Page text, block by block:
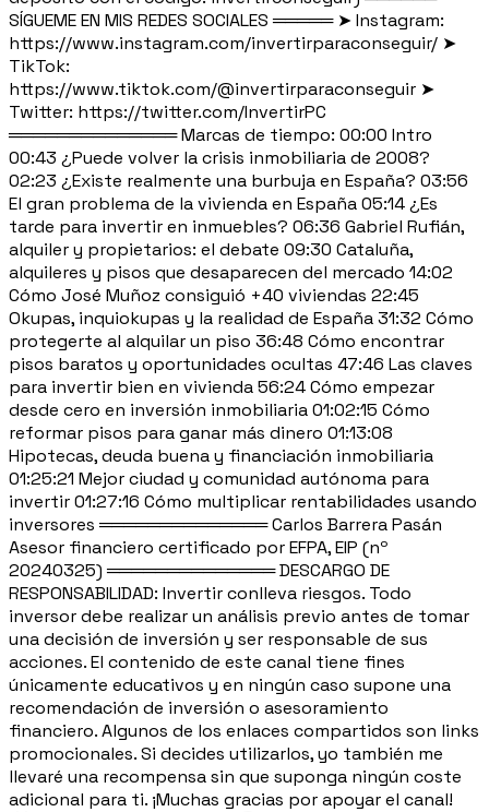
SÍGUEME EN MIS REDES SOCIALES ═════ ➤ Instagram:
https://www.instagram.com/invertirparaconseguir/ ➤
TikTok:
https://www.tiktok.com/@invertirparaconseguir ➤
Twitter: https://twitter.com/InvertirPC
══════════════ Marcas de tiempo: 00:00 Intro
00:43 ¿Puede volver la crisis inmobiliaria de 2008?
02:23 ¿Existe realmente una burbuja en España? 03:56
El gran problema de la vivienda en España 05:14 ¿Es
tarde para invertir en inmuebles? 06:36 Gabriel Rufián,
alquiler y propietarios: el debate 09:30 Cataluña,
alquileres y pisos que desaparecen del mercado 14:02
Cómo José Muñoz consiguió +40 viviendas 22:45
Okupas, inquiokupas y la realidad de España 31:32 Cómo
protegerte al alquilar un piso 36:48 Cómo encontrar
pisos baratos y oportunidades ocultas 47:46 Las claves
para invertir bien en vivienda 56:24 Cómo empezar
desde cero en inversión inmobiliaria 01:02:15 Cómo
reformar pisos para ganar más dinero 01:13:08
Hipotecas, deuda buena y financiación inmobiliaria
01:25:21 Mejor ciudad y comunidad autónoma para
invertir 01:27:16 Cómo multiplicar rentabilidades usando
inversores ══════════════ Carlos Barrera Pasán
Asesor financiero certificado por EFPA, EIP (nº
20240325) ══════════════ DESCARGO DE
RESPONSABILIDAD: Invertir conlleva riesgos. Todo
inversor debe realizar un análisis previo antes de tomar
una decisión de inversión y ser responsable de sus
acciones. El contenido de este canal tiene fines
únicamente educativos y en ningún caso supone una
recomendación de inversión o asesoramiento
financiero. Algunos de los enlaces compartidos son links
promocionales. Si decides utilizarlos, yo también me
llevaré una recompensa sin que suponga ningún coste
adicional para ti. ¡Muchas gracias por apoyar el canal!